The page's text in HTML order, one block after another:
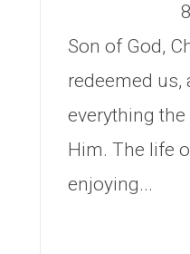
8/17/
Son of God,
redeemed us,
everything
Him. The life
enjoying...